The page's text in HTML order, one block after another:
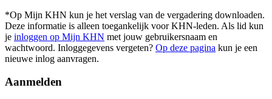
*Op Mijn KHN kun je het verslag van de vergadering downloaden.
Deze informatie is alleen toegankelijk voor KHN-leden. Als lid kun
je inloggen op Mijn KHN met jouw gebruikersnaam en
wachtwoord. Inloggegevens vergeten? Op deze pagina kun je een
nieuwe inlog aanvragen.
Aanmelden